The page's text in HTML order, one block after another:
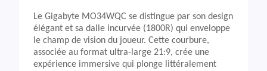
Le Gigabyte MO34WQC se distingue par son design
élégant et sa dalle incurvée (1800R) qui enveloppe
le champ de vision du joueur. Cette courbure,
associée au format ultra-large 21:9, crée une
expérience immersive qui plonge littéralement